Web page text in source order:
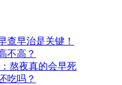
查早治是关键！
不高？
熬夜真的会早死
吃吗？